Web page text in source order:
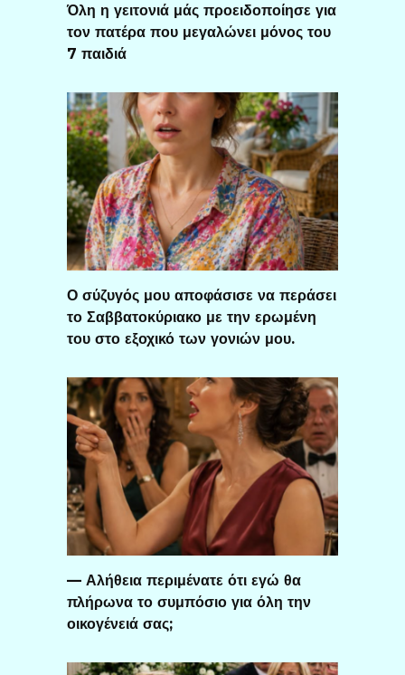
Όλη η γειτονιά μάς προειδοποίησε για
τον πατέρα που μεγαλώνει μόνος του
7 παιδιά
Ο σύζυγός μου αποφάσισε να περάσει
το Σαββατοκύριακο με την ερωμένη
του στο εξοχικό των γονιών μου.
— Αλήθεια περιμένατε ότι εγώ θα
πλήρωνα το συμπόσιο για όλη την
οικογένειά σας;